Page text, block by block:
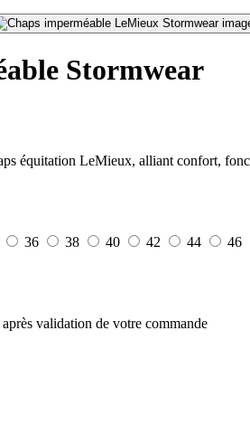
Stormwear
équitation LeMieux, alliant confort,
36 38 40 42 44
46
validation de votre commande